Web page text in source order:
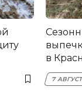
в
7